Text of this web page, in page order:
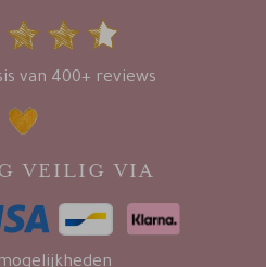
van 400+ reviews
VEILIG VIA